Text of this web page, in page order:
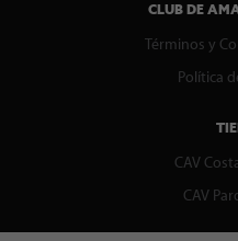
CLUB DE
Términos y
Política
CAV
CAV